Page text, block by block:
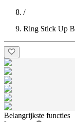
/
Ring Stick Up
Belangrijkste functies